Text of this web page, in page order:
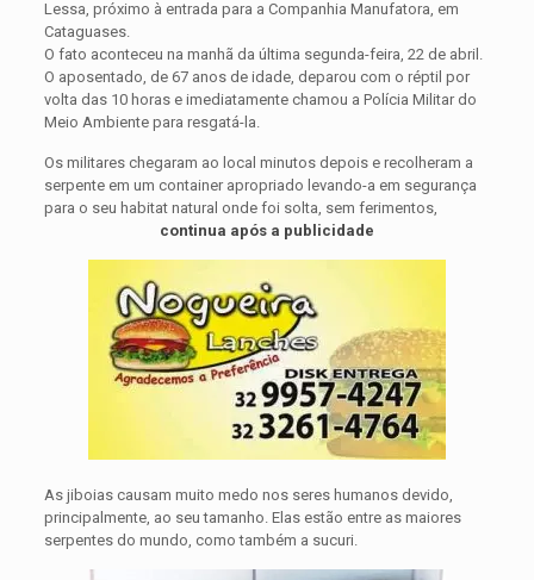
Lessa, próximo à entrada para a Companhia Manufatora, em
Cataguases.
O fato aconteceu na manhã da última segunda-feira, 22 de abril.
O aposentado, de 67 anos de idade, deparou com o réptil por
volta das 10 horas e imediatamente chamou a Polícia Militar do
Meio Ambiente para resgatá-la.
Os militares chegaram ao local minutos depois e recolheram a
serpente em um container apropriado levando-a em segurança
para o seu habitat natural onde foi solta, sem ferimentos,
continua após a publicidade
As jiboias causam muito medo nos seres humanos devido,
principalmente, ao seu tamanho. Elas estão entre as maiores
serpentes do mundo, como também a sucuri.